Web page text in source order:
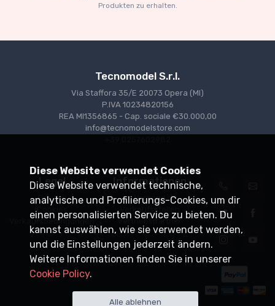
Produkten zu erhalten.
Tecnomodel S.r.l.
Via Staffora 35/E 20073 Opera (MI)
P.IVA 10234820156
REA MI1356865 - Cap. sociale €30.000,00
info@tecnomodelstore.com
Legal
Privacy
Cookies
Verkaufsbedingungen
Informationen
Versand
Verkaufsstellen
Vertriebspartner
Diese Website verwendet Cookies
Diese Website verwendet technische,
analytische und Profilierungs-Cookies, um dir
einen personalisierten Service zu bieten. Du
kannst auswählen, wie sie verwendet werden,
und die Einstellungen jederzeit ändern.
Weitere Informationen finden Sie in unserer
Cookie Policy.
Alle ablehnen